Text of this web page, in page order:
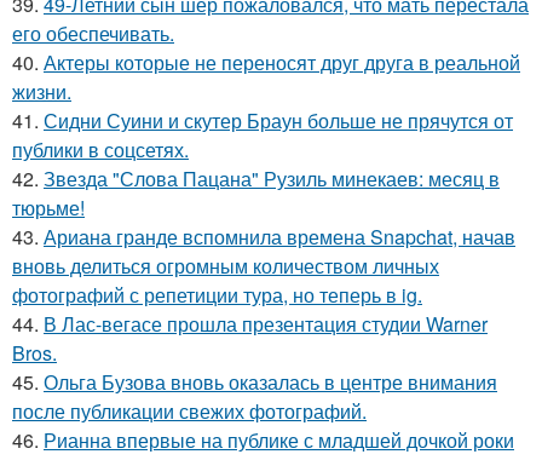
его обеспечивать.
40. Актеры которые не переносят друг друга в реальной
жизни.
41. Сидни Суини и скутер Браун больше не прячутся от
публики в соцсетях.
42. Звезда "Слова Пацана" Рузиль минекаев: месяц в
тюрьме!
43. Ариана гранде вспомнила времена Snapchat, начав
вновь делиться огромным количеством личных
фотографий с репетиции тура, но теперь в ig.
44. В Лас-вегасе прошла презентация студии Warner
Bros.
45. Ольга Бузова вновь оказалась в центре внимания
после публикации свежих фотографий.
46. Рианна впервые на публике с младшей дочкой роки